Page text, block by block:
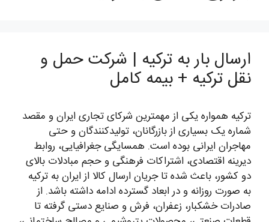
ارسال بار به ترکیه | شرکت حمل و
نقل ترکیه + بیمه کامل
ترکیه همواره یکی از مهمترین شرکای تجاری ایران و مقصد
شماره یک بسیاری از بازرگانان، تولیدکنندگان و حتی
مهاجران ایرانی بوده است. همسایگی جغرافیایی، روابط
دیرینه اقتصادی، اشتراکات فرهنگی و حجم مبادلات بالای
دو کشور، باعث شده تا جریان ارسال کالا از ایران به ترکیه
به صورت روزانه و در ابعاد گسترده ادامه داشته باشد. از
صادرات خشکبار، زعفران، فرش و صنایع دستی گرفته تا